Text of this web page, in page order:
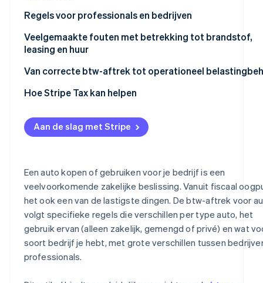
Voertuig uitsluitend voor privégebruik
Geen btw-aftrek
Btw-aftrek
Aftrekbaarheid van bedrijfswagens voor directe
belastingdoeleinden
Meest voorkomende aftrekpercentages en -limieten
Waarom btw-aftrek en aftrekbaarheid van kosten niet
Regels voor professionals en bedrijven
Professionals
Bedrijven
Veelgemaakte fouten met betrekking tot brandstof,
leasing en huur
Brandstof
Leasing
Van correcte btw-aftrek tot operationeel
Hoe Stripe Tax kan helpen
Aan de slag met Stripe
Een auto kopen of gebruiken voor je bedrijf is een
veelvoorkomende zakelijke beslissing. Vanuit fiscaal
het ook een van de lastigste dingen. De btw-aftrek voor
volgt specifieke regels die verschillen per type auto, het
gebruik ervan (alleen zakelijk, gemengd of privé) en wat
soort bedrijf je hebt, met grote verschillen tussen
professionals.